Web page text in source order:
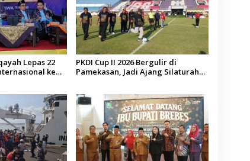
Lepas 22
ke
PKDI Cup II 2026 Bergulir di
Pamekasan, Jadi Ajang Silaturahmi